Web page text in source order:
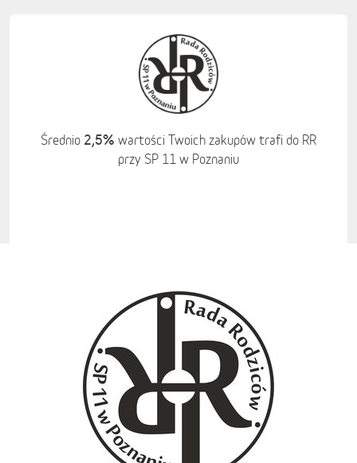
Średnio 2,5% wartości Twoich zakupów trafi do RR
przy SP 11 w Poznaniu